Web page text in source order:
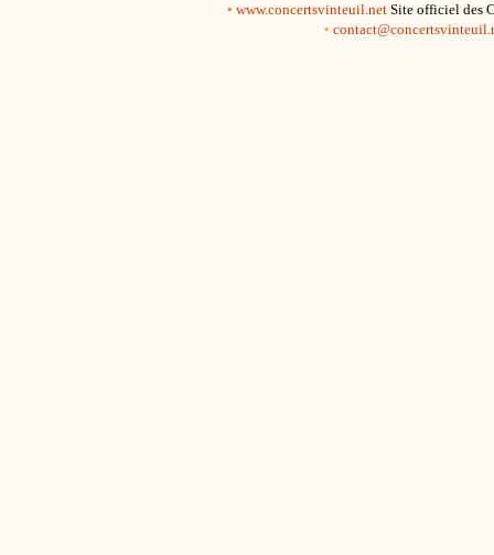
• www.concertsvinteuil.net Site officiel des
•